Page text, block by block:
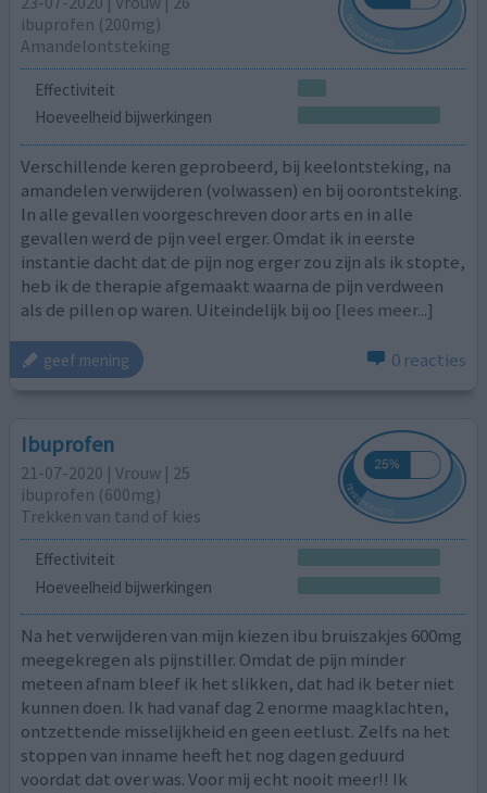
ibuprofen (200mg)
Amandelontsteking
Effectiviteit
Hoeveelheid bijwerkingen
Verschillende keren geprobeerd, bij keelontsteking, na
amandelen verwijderen (volwassen) en bij oorontsteking.
In alle gevallen voorgeschreven door arts en in alle
gevallen werd de pijn veel erger. Omdat ik in eerste
instantie dacht dat de pijn nog erger zou zijn als ik stopte,
heb ik de therapie afgemaakt waarna de pijn verdween
als de pillen op waren. Uiteindelijk bij oo [lees meer...]
geef mening 0 reacties
Ibuprofen
21-07-2020 | Vrouw | 25
ibuprofen (600mg)
Trekken van tand of kies
Effectiviteit
Hoeveelheid bijwerkingen
Na het verwijderen van mijn kiezen ibu bruiszakjes 600mg
meegekregen als pijnstiller. Omdat de pijn minder
meteen afnam bleef ik het slikken, dat had ik beter niet
kunnen doen. Ik had vanaf dag 2 enorme maagklachten,
ontzettende misselijkheid en geen eetlust. Zelfs na het
stoppen van inname heeft het nog dagen geduurd
voordat dat over was. Voor mij echt nooit meer!! Ik